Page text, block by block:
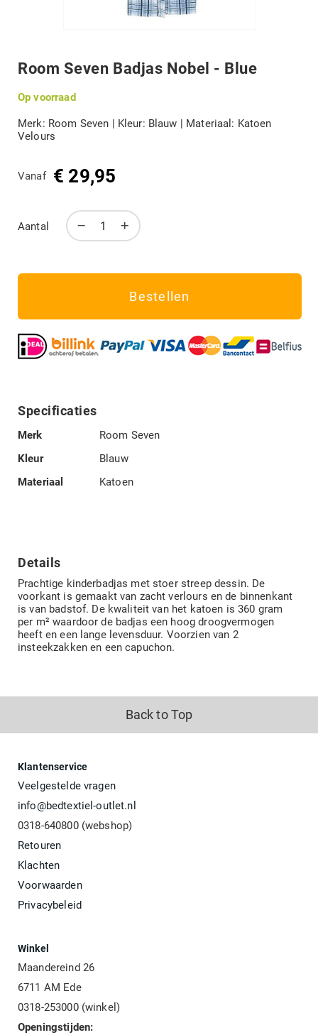
B-KEUZE
MERKEN
Mijn account
het
begin
de
Room Seven Badjas Nobel - Blue
Op voorraad
Merk: Room Seven | Kleur: Blauw | Materiaal: Katoen
Velours
Vanaf € 29,95
Aantal
Bestellen
Specificaties
Specificaties
Merk
Room Seven
Kleur
Blauw
Materiaal
Katoen
Details
Prachtige kinderbadjas met stoer streep dessin. De
voorkant is gemaakt van zacht verlours en de binnenkant
is van badstof. De kwaliteit van het katoen is 360 gram
per m² waardoor de badjas een hoog droogvermogen
heeft en een lange levensduur. Voorzien van 2
insteekzakken en een capuchon.
Back to Top
Klantenservice
Veelgestelde vragen
info@bedtextiel-outlet.nl
0318-640800 (webshop)
Retouren
Klachten
Voorwaarden
Privacybeleid
Winkel
Maandereind 26
6711 AM Ede
0318-253000 (winkel)
Openingstijden: